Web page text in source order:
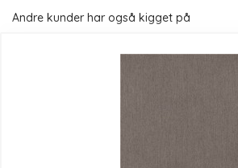
Andre kunder har også kigget på